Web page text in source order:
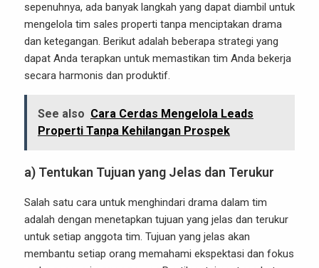
sepenuhnya, ada banyak langkah yang dapat diambil untuk
mengelola tim sales properti tanpa menciptakan drama
dan ketegangan. Berikut adalah beberapa strategi yang
dapat Anda terapkan untuk memastikan tim Anda bekerja
secara harmonis dan produktif.
See also Cara Cerdas Mengelola Leads
Properti Tanpa Kehilangan Prospek
a) Tentukan Tujuan yang Jelas dan Terukur
Salah satu cara untuk menghindari drama dalam tim
adalah dengan menetapkan tujuan yang jelas dan terukur
untuk setiap anggota tim. Tujuan yang jelas akan
membantu setiap orang memahami ekspektasi dan fokus